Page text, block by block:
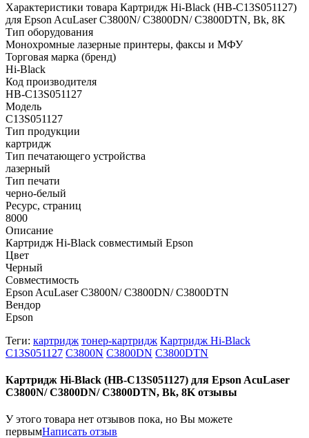
Характеристики товара Картридж Hi-Black (HB-C13S051127)
для Epson AcuLaser C3800N/ C3800DN/ C3800DTN, Bk, 8K
Тип оборудования
Монохромные лазерные принтеры, факсы и МФУ
Торговая марка (бренд)
Hi-Black
Код производителя
HB-C13S051127
Модель
C13S051127
Тип продукции
картридж
Тип печатающего устройства
лазерный
Тип печати
черно-белый
Ресурс, страниц
8000
Описание
Картридж Hi-Black совместимый Epson
Цвет
Черный
Совместимость
Epson AcuLaser C3800N/ C3800DN/ C3800DTN
Вендор
Epson
Теги: картридж тонер-картридж Картридж Hi-Black
C13S051127 C3800N C3800DN C3800DTN
Картридж Hi-Black (HB-C13S051127) для Epson AcuLaser
C3800N/ C3800DN/ C3800DTN, Bk, 8K отзывы
У этого товара нет отзывов пока, но Вы можете
первымНаписать отзыв